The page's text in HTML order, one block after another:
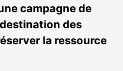
campagne de
des
la ressource